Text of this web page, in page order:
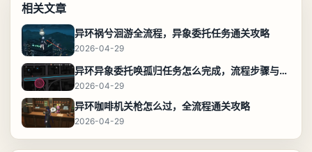
相关文章
异环祸兮洄游全流程，异象委托任务通关攻略
2026-04-29
异环异象委托唤孤归任务怎么完成，流程步骤与位置攻略
2026-04-29
异环咖啡机关枪怎么过，全流程通关攻略
2026-04-29